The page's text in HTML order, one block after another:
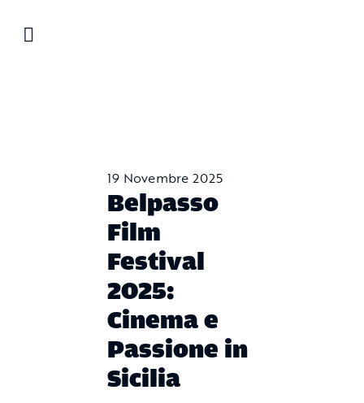
19 Novembre 2025
Belpasso
Film
Festival
2025:
Cinema e
Passione in
Sicilia